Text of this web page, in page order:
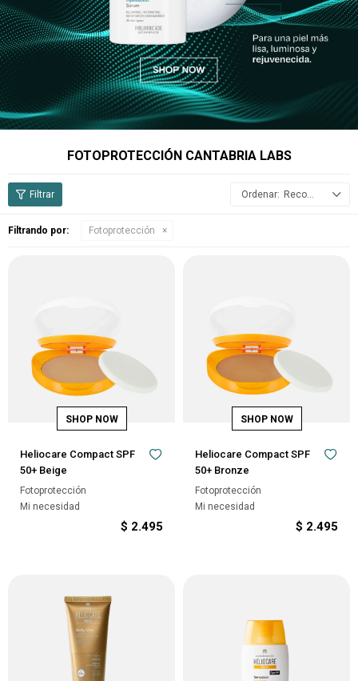
FOTOPROTECCIÓN CANTABRIA LABS
Recomendados
Filtrando por: Fotoprotección
Heliocare Compact SPF
50+ Beige
Fotoprotección
Mi necesidad
$ 2.495
Heliocare Compact SPF
50+ Bronze
Fotoprotección
Mi necesidad
$ 2.495